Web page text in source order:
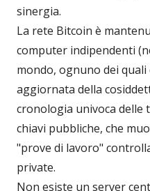
sinergia.
La rete Bitcoin è
computer indipendenti
mondo, ognuno dei quali
aggiornata della
cronologia univoca delle
chiavi pubbliche, che
"prove di lavoro"
private.
Non esiste un server